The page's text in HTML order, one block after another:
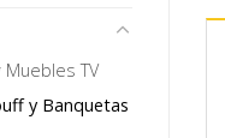
TV
y Banquetas